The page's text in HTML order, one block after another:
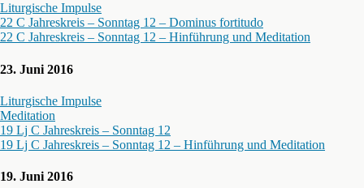
Liturgische Impulse
22 C Jahreskreis – Sonntag 12 – Dominus fortitudo
22 C Jahreskreis – Sonntag 12 – Hinführung und Meditation
23. Juni 2016
Liturgische Impulse
Meditation
19 Lj C Jahreskreis – Sonntag 12
19 Lj C Jahreskreis – Sonntag 12 – Hinführung und Meditation
19. Juni 2016